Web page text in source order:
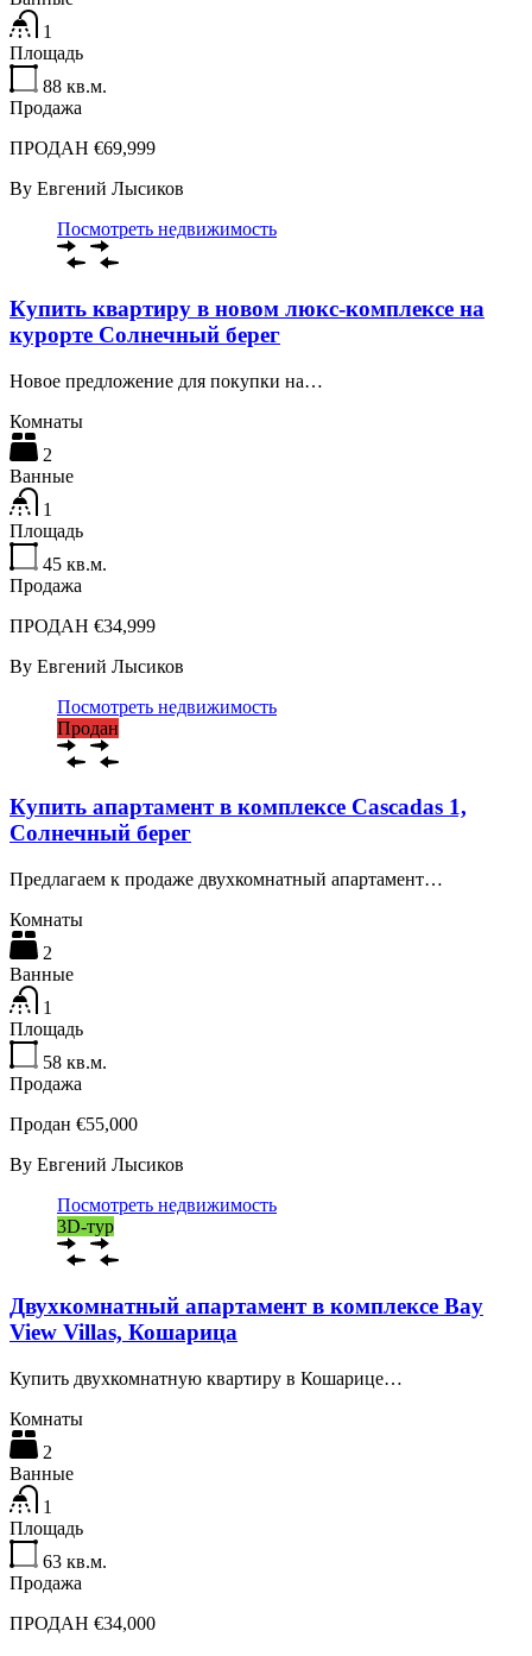
1
Площадь
88 кв.м.
Продажа
ПРОДАН €69,999
By Евгений Лысиков
Посмотреть недвижимость
Купить квартиру в новом люкс-комплексе на
курорте Солнечный берег
Новое предложение для покупки на…
Комнаты
2
Ванные
1
Площадь
45 кв.м.
Продажа
ПРОДАН €34,999
By Евгений Лысиков
Посмотреть недвижимость
Продан
Купить апартамент в комплексе Cascadas 1,
Солнечный берег
Предлагаем к продаже двухкомнатный апартамент…
Комнаты
2
Ванные
1
Площадь
58 кв.м.
Продажа
Продан €55,000
By Евгений Лысиков
Посмотреть недвижимость
3D-тур
Двухкомнатный апартамент в комплексе Bay
View Villas, Кошарица
Купить двухкомнатную квартиру в Кошарице…
Комнаты
2
Ванные
1
Площадь
63 кв.м.
Продажа
ПРОДАН €34,000